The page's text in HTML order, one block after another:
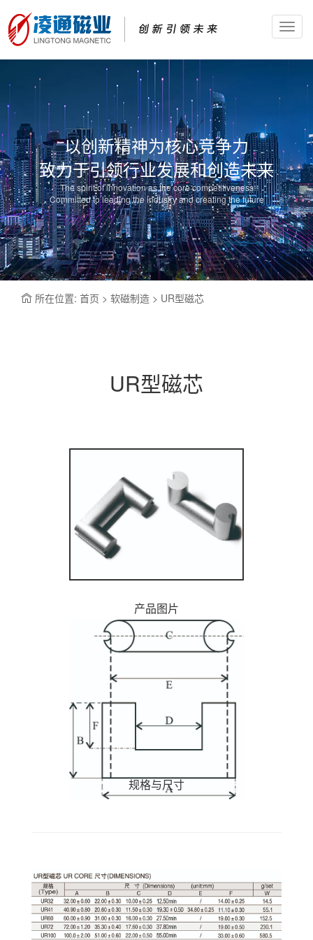
以创新精神为核心竞争力
致力于引领行业发展和创造未来
The spirit of innovation as the core competitiveness
Committed to leading the industry and creating the future
所在位置: 首页 > 软磁制造 > UR型磁芯
UR型磁芯
产品图片
规格与尺寸